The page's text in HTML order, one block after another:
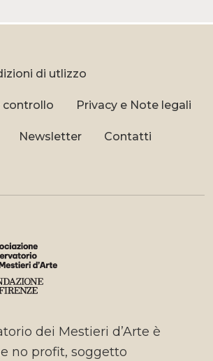
di utlizzo
controllo Privacy e Note legali
Newsletter Contatti
dei Mestieri d’Arte è
no profit, soggetto